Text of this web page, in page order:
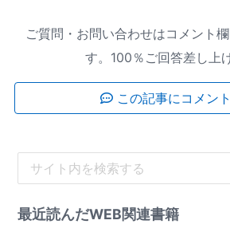
ご質問・お問い合わせはコメント
す。100％ご回答差し上
この記事にコメン
最近読んだWEB関連書籍